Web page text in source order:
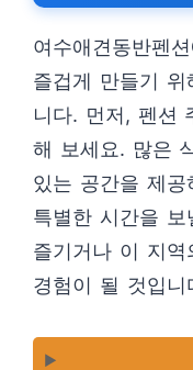
여수애견동반펜
즐겁게 만들기
니다. 먼저, 펜션
해 보세요. 많은
있는 공간을 제
특별한 시간을
즐기거나 이 지
경험이 될 것입니
▶️